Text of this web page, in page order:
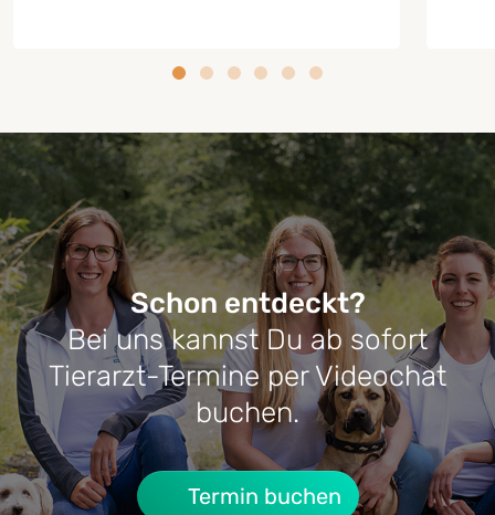
RATGEBER HUNDE-DARMGESUNDHEIT
Darmflora beim Hund aufbauen:
Wann sinnvoll? Was hilft wirklich?
Schon entdeckt?
Bei uns kannst Du ab sofort
Tierarzt-Termine per Videochat
buchen.
Termin buchen